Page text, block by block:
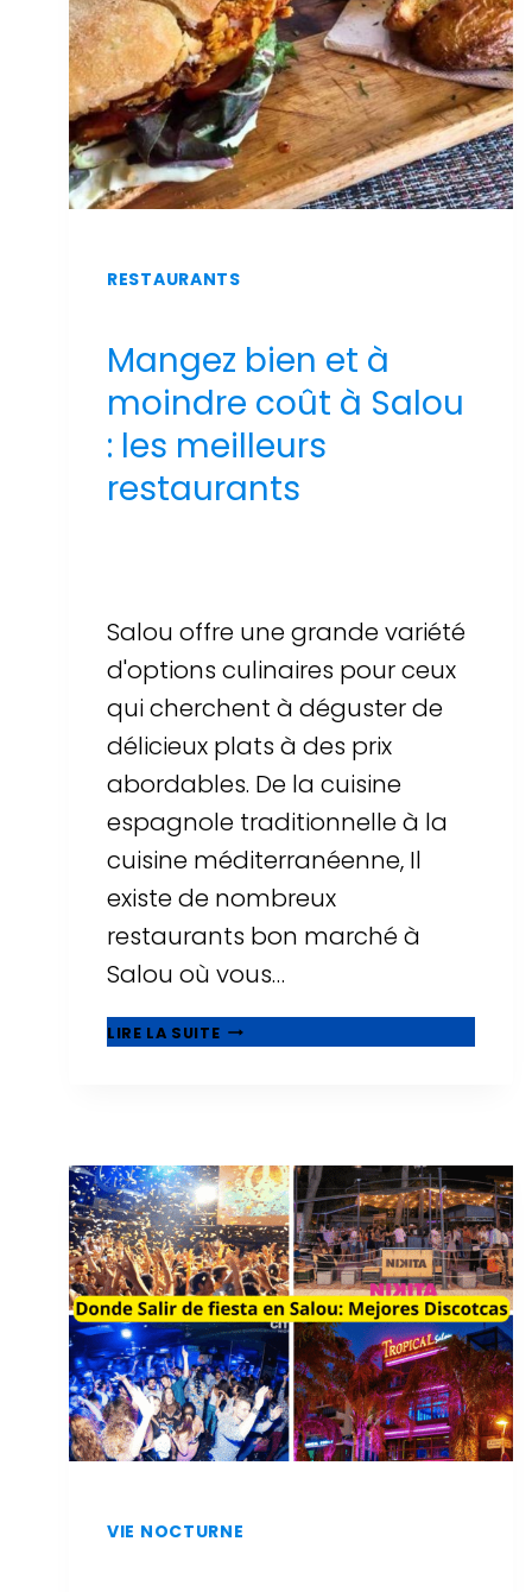
PISCINE
ET
VUE
SUR
MER
RESTAURANTS
Mangez bien et à
moindre coût à Salou
: les meilleurs
restaurants
Salou offre une grande variété
d'options culinaires pour ceux
qui cherchent à déguster de
délicieux plats à des prix
abordables. De la cuisine
espagnole traditionnelle à la
cuisine méditerranéenne, Il
existe de nombreux
restaurants bon marché à
Salou où vous…
LIRE LA SUITEMANGEZ
BIEN
À
SALOU
:
LES
MEILLEURS
RESTAURANTS
VIE NOCTURNE